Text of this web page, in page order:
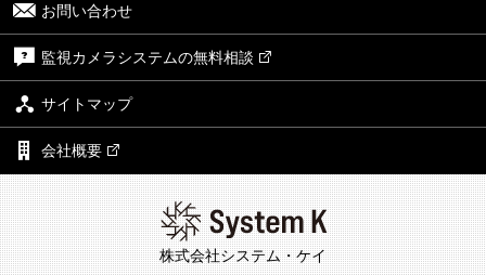
お問い合わせ
監視カメラシステムの無料相談
サイトマップ
会社概要
株式会社システム・ケイ